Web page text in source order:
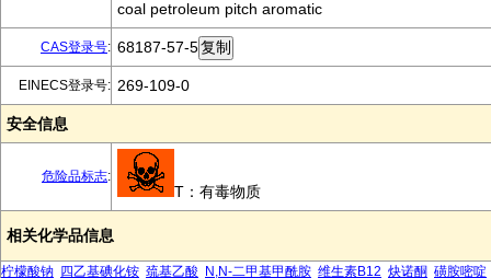
coal petroleum pitch aromatic
CAS登录号: 68187-57-5
EINECS登录号: 269-109-0
安全信息
危险品标志:
T：有毒物质
相关化学品信息
柠檬酸钠 四乙基碘化铵 巯基乙酸 N,N-二甲基甲酰胺 维生素B12 炔诺酮 磺胺嘧啶